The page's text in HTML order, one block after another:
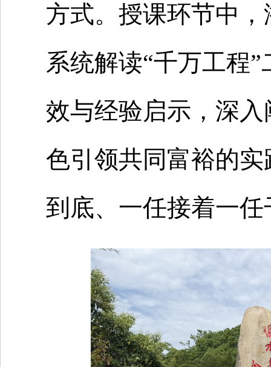
方式。授课环节中
系统解读“千万工程
效与经验启示，深
色引领共同富裕的
到底、一任接着一